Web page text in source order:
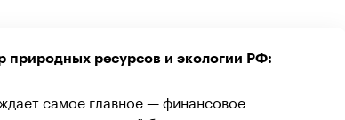
природных ресурсов и экологии РФ:
самое главное — финансовое